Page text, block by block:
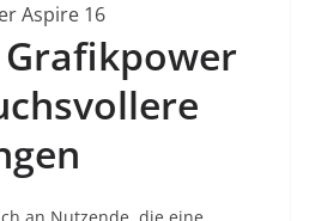
Aspire 16